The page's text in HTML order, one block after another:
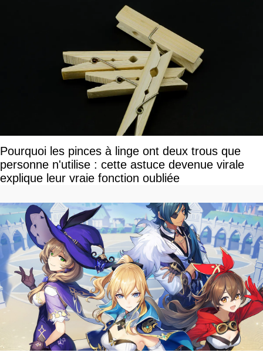
Pourquoi les pinces à linge ont deux trous que
personne n'utilise : cette astuce devenue virale
explique leur vraie fonction oubliée